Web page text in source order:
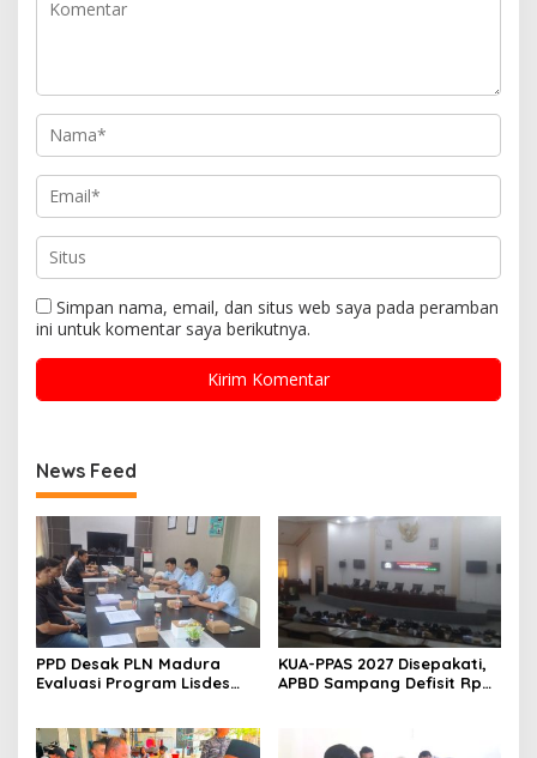
Simpan nama, email, dan situs web saya pada peramban
ini untuk komentar saya berikutnya.
News Feed
PPD Desak PLN Madura
Evaluasi Program Lisdes
KUA-PPAS 2027 Disepakati,
APBD Sampang Defisit Rp